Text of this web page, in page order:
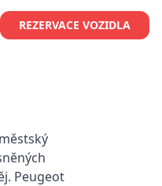
REZERVACE VOZIDLA
Peugeot